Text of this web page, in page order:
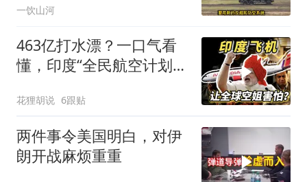
一饮山河
463亿打水漂？一口气看
懂，印度“全民航空计划”
花狸胡说 6跟贴
两件事令美国明白，对伊
朗开战麻烦重重